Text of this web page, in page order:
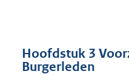
Hoofdstuk 3
Burgerleden